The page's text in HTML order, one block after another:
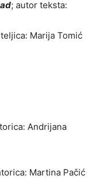
; autor teksta:
Marija Tomić
Andrijana
Martina Pačić